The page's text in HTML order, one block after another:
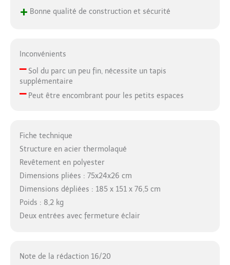
+ Bonne qualité de construction et sécurité
Inconvénients
–Sol du parc un peu fin, nécessite un tapis
supplémentaire
–Peut être encombrant pour les petits espaces
Fiche technique
Structure en acier thermolaqué
Revêtement en polyester
Dimensions pliées : 75x24x26 cm
Dimensions dépliées : 185 x 151 x 76,5 cm
Poids : 8,2 kg
Deux entrées avec fermeture éclair
Note de la rédaction 16/20